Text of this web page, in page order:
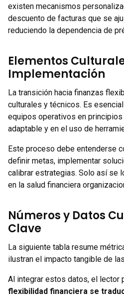
existen mecanismos
descuento de facturas que se
reduciendo la dependencia de
Elementos
Implementación
La transición hacia finanzas
culturales y técnicos. Es
equipos operativos en
adaptable y en el uso de
Este proceso debe entenderse
definir metas, implementar
calibrar estrategias. Solo así se
en la salud financiera
Números y Datos
Clave
La siguiente tabla resume
ilustran el impacto tangible de
Al integrar estos datos, el lector
flexibilidad financiera se